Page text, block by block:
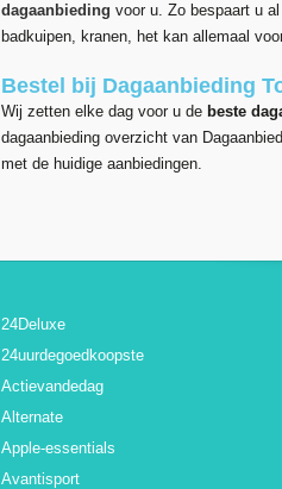
dagaanbieding voor u. Zo bespaart u
badkuipen, kranen, het kan allemaal
Bestel bij Dagaanbieding
Wij zetten elke dag voor u de beste
dagaanbieding overzicht van
met de huidige aanbiedingen.
24Deluxe
24uurdegoedkoopste
Actievandedag
Alternate
Apple-essentials
Avantisport